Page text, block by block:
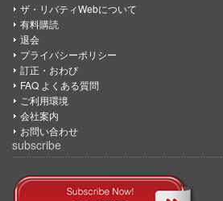
ザ・リバティWebについて
有料購読
退会
プライバシーポリシー
訂正・おわび
FAQ よくある質問
ご利用環境
会社案内
お問い合わせ
subscribe